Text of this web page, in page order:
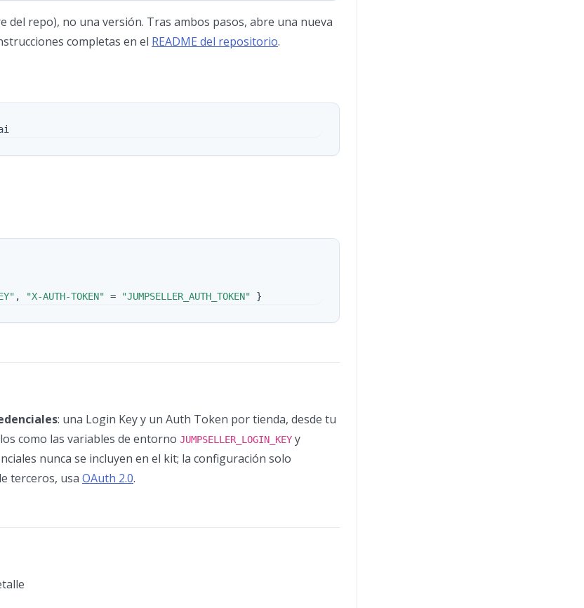
repo), no una versión. Tras ambos pasos, abre una nueva
completas en el README del repositorio.
, "X-AUTH-TOKEN" = "JUMPSELLER_AUTH_TOKEN" }
: una Login Key y un Auth Token por tienda, desde tu
como las variables de entorno JUMPSELLER_LOGIN_KEY y
nunca se incluyen en el kit; la configuración solo
terceros, usa OAuth 2.0.